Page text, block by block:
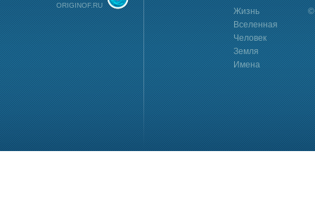
ORIGINOF.RU
Жизнь
Вселенная
Человек
Земля
Имена
©